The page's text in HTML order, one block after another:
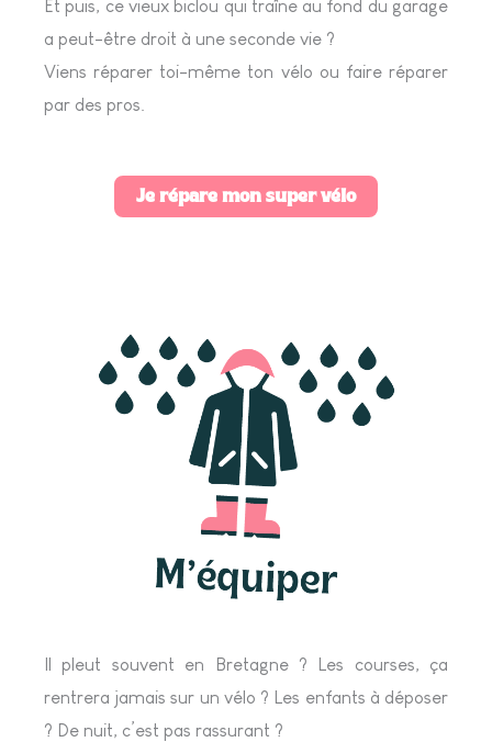
Et puis, ce vieux biclou qui traîne au fond du garage
a peut-être droit à une seconde vie ?
Viens réparer toi-même ton vélo ou faire réparer
par des pros.
Je répare mon super vélo
Il pleut souvent en Bretagne ? Les courses, ça
rentrera jamais sur un vélo ? Les enfants à déposer
? De nuit, c’est pas rassurant ?